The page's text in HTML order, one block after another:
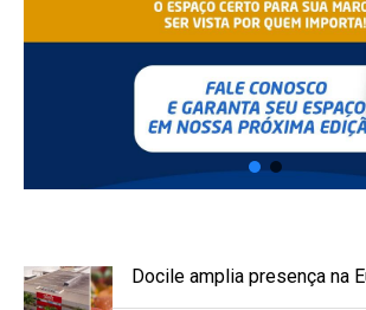
Docile amplia presença na